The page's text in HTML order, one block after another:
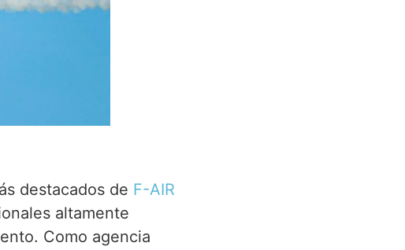
destacados de F-AIR
altamente
Como agencia